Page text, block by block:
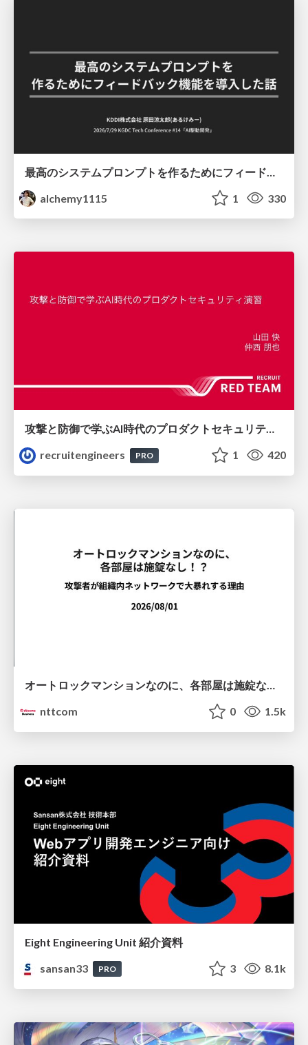
alchemy1115
1 330
攻撃と防御で学ぶAI時代のプロダクトセキュリティ演習
recruitengineers
PRO 1 420
オートロックマンションなのに、各部屋は施錠なし！？ 攻撃者が組織内ネットワークで大暴れする理由 / The Front Door Is Locked, but the Rooms Are Wide Open: Why Attackers Move Freely Inside Enterprise Networks
nttcom
0 1.5k
Eight Engineering Unit 紹介資料
sansan33
PRO 3 8.1k